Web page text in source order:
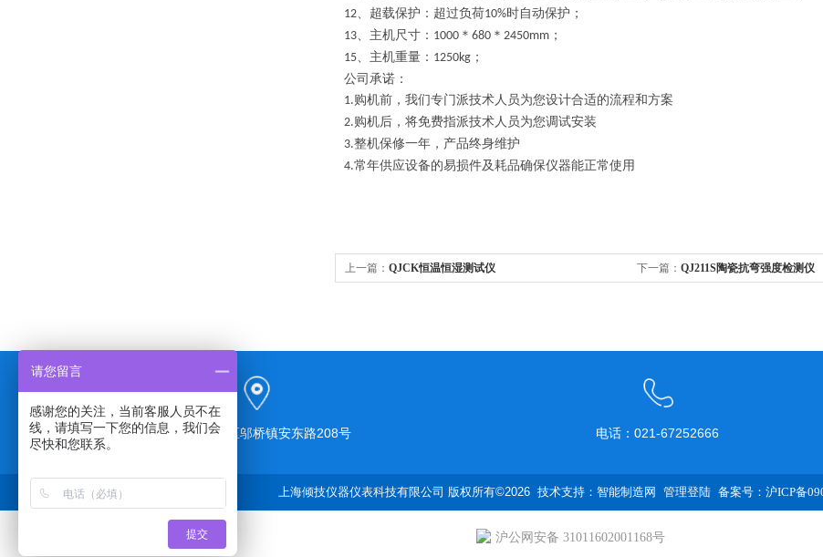
12、超载保护：超过负荷10%时自动保护；
13、主机尺寸： 1000 ＊ 680 ＊ 2450mm ；
15、主机重量： 1250kg ；
公司承诺：
1.购机前，我们专门派技术人员为您设计合适的流程和方案
2.购机后，将免费指派技术人员为您调试安装
3.整机保修一年，产品终身维护
4.常年供应设备的易损件及耗品确保仪器能正常使用
上一篇： QJCK恒温恒湿测试仪 下一篇： QJ211S陶瓷抗弯强度检测仪
上海市奉贤区邬桥镇安东路208号 电话：021-67252666
上海倾技仪器仪表科技有限公司 版权所有©2026 技术支持： 智能制造网 管理登陆 备案号：沪ICP备
沪公网安备 31011602001168号
请您留言
感谢您的关注，当前客服人员不在
线，请填写一下您的信息，我们会
尽快和您联系。
提交